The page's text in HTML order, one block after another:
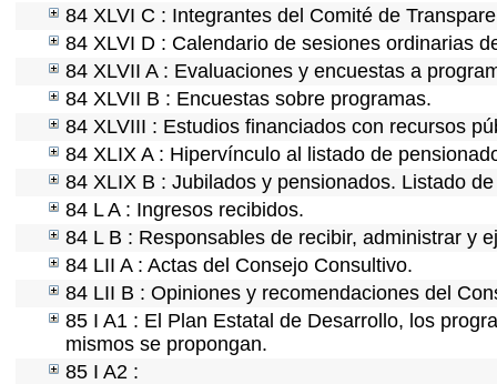
84 XLVI C : Integrantes del Comité de
84 XLVI D : Calendario de sesiones ordinarias
84 XLVII A : Evaluaciones y encuestas a
84 XLVII B : Encuestas sobre programas.
84 XLVIII : Estudios financiados con recursos
84 XLIX A : Hipervínculo al listado de
84 XLIX B : Jubilados y pensionados. Listado
84 L A : Ingresos recibidos.
84 L B : Responsables de recibir, administrar y
84 LII A : Actas del Consejo Consultivo.
84 LII B : Opiniones y recomendaciones del
85 I A1 : El Plan Estatal de Desarrollo, los
mismos se propongan.
85 I A2 :